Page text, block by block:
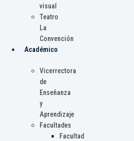
visual
Teatro
La
Convención
Académico
Vicerrectora
de
Enseñanza
y
Aprendizaje
Facultades
Facultad